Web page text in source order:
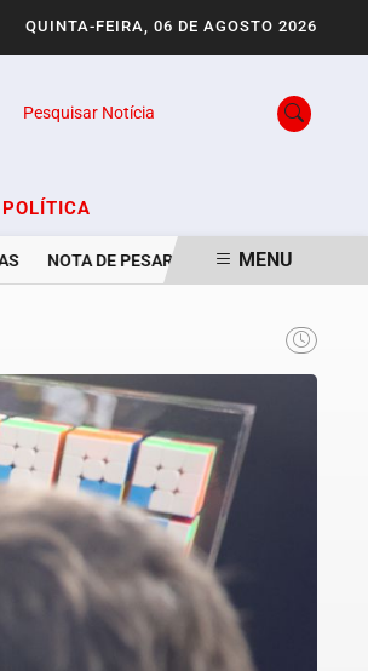
QUINTA-FEIRA, 06 DE AGOSTO 2026
Pesquisar Notícia
POLÍTICA
NOTA DE PESAR PELO FALECIMENTO DE
MENU